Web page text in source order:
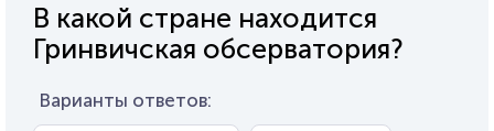
В какой стране находится
Гринвичская обсерватория?
Варианты ответов: